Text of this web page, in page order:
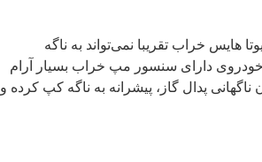
هایس خراب تقریبا نمی‌تواند به ناگه
دارای سنسور مپ خراب بسیار آرام
پدال گاز، پیشرانه به ناگه کپ کرده و